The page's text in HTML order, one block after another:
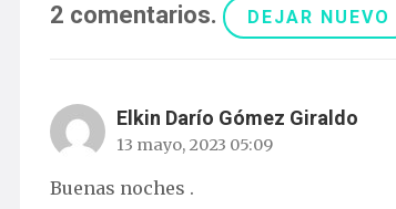
2 comentarios. DEJAR NUEVO
Elkin Darío Gómez Giraldo
13 mayo, 2023 05:09
Buenas noches .